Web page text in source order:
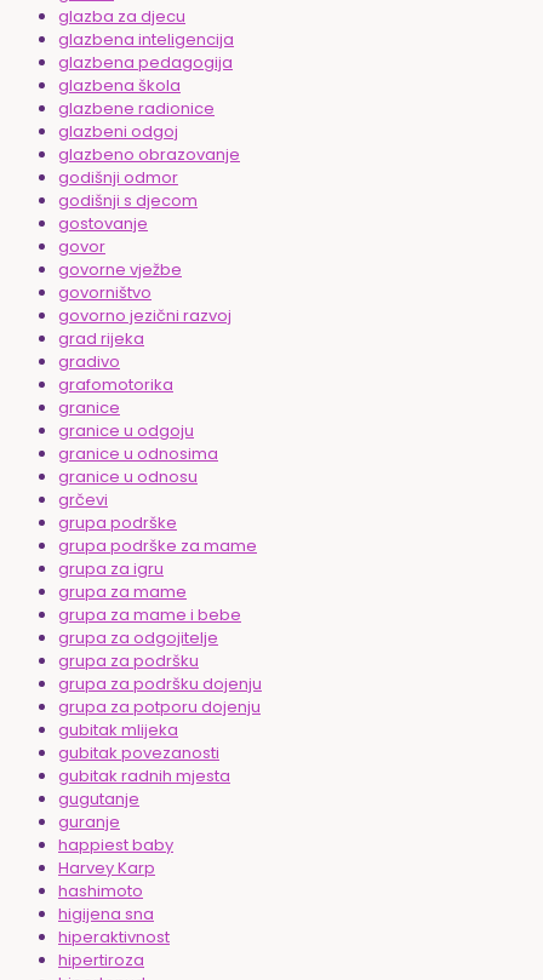
glazba za djecu
glazbena inteligencija
glazbena pedagogija
glazbena škola
glazbene radionice
glazbeni odgoj
glazbeno obrazovanje
godišnji odmor
godišnji s djecom
gostovanje
govor
govorne vježbe
govorništvo
govorno jezični razvoj
grad rijeka
gradivo
grafomotorika
granice
granice u odgoju
granice u odnosima
granice u odnosu
grčevi
grupa podrške
grupa podrške za mame
grupa za igru
grupa za mame
grupa za mame i bebe
grupa za odgojitelje
grupa za podršku
grupa za podršku dojenju
grupa za potporu dojenju
gubitak mlijeka
gubitak povezanosti
gubitak radnih mjesta
gugutanje
guranje
happiest baby
Harvey Karp
hashimoto
higijena sna
hiperaktivnost
hipertiroza